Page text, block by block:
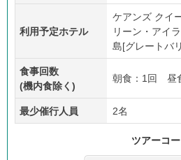
利用予定ホテル
ケアンズ クイ
リーン・アイ
島[グレートバ
食事回数
(機内食除く)
朝食：1回 昼
最少催行人員 2名
ツアーコ